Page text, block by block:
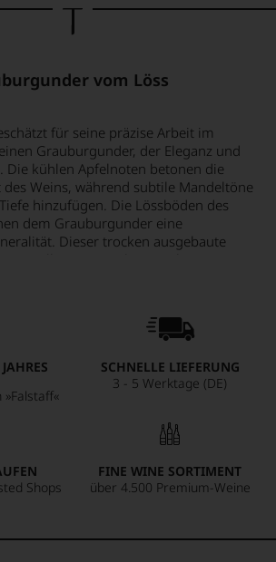
vom Löss
für seine präzise Arbeit im
Grauburgunder, der Eleganz und
Die kühlen Apfelnoten betonen die
Weins, während subtile Mandeltöne
hinzufügen. Die Lössböden des
dem Grauburgunder eine
Dieser trocken ausgebaute
oder milden Hartkäsesorten und stellt
SCHNELLE LIEFERUNG
3 - 5 Werktage (DE)
Shops
FINE WINE SORTIMENT
über 4.500 Premium-Weine